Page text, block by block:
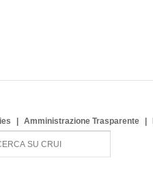
Amministrazione Trasparente